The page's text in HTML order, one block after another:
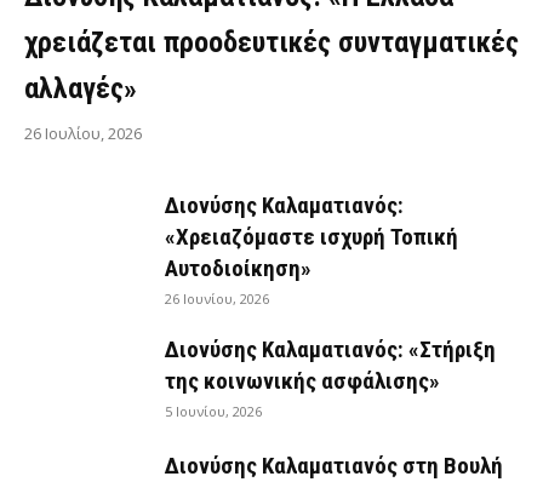
χρειάζεται προοδευτικές συνταγματικές
αλλαγές»
26 Ιουλίου, 2026
Διονύσης Καλαματιανός:
«Χρειαζόμαστε ισχυρή Τοπική
Αυτοδιοίκηση»
26 Ιουνίου, 2026
Διονύσης Καλαματιανός: «Στήριξη
της κοινωνικής ασφάλισης»
5 Ιουνίου, 2026
Διονύσης Καλαματιανός στη Βουλή